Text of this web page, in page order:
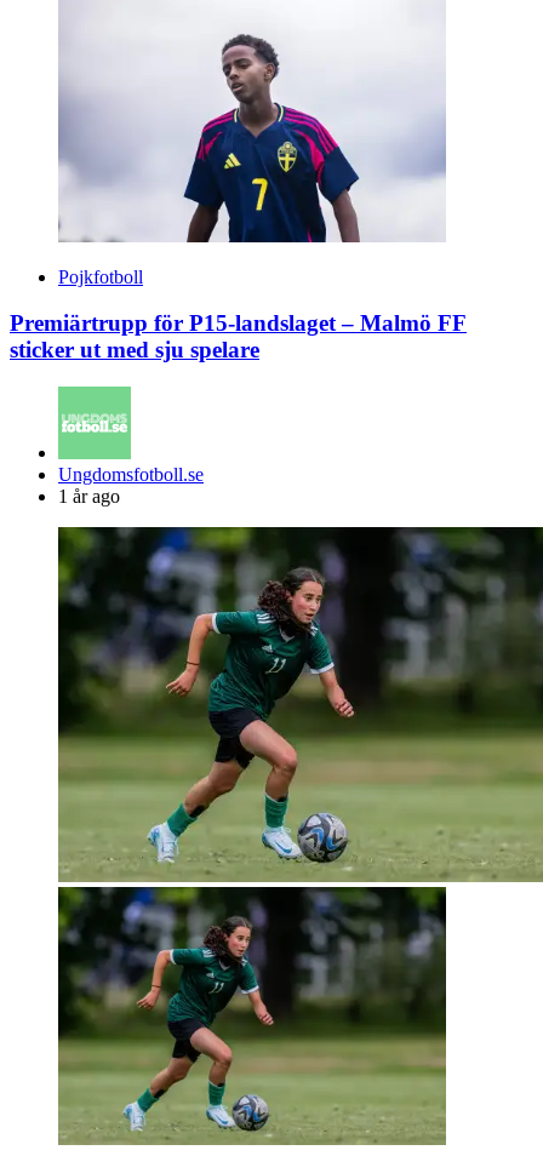
Pojkfotboll
Premiärtrupp för P15-landslaget – Malmö FF
sticker ut med sju spelare
Posted
by
Ungdomsfotboll.se
1 år ago